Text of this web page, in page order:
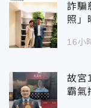
詐騙
照」
16小
故宮
霸氣